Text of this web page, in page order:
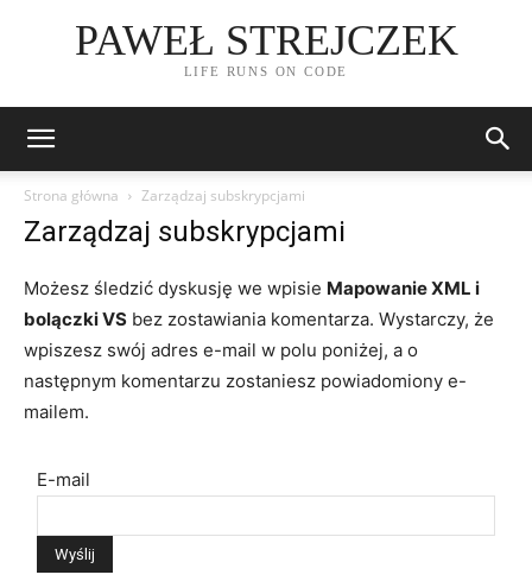
PAWEŁ STREJCZEK
LIFE RUNS ON CODE
Strona główna Zarządzaj subskrypcjami
Zarządzaj subskrypcjami
Możesz śledzić dyskusję we wpisie Mapowanie XML i
bolączki VS bez zostawiania komentarza. Wystarczy, że
wpiszesz swój adres e-mail w polu poniżej, a o
następnym komentarzu zostaniesz powiadomiony e-
mailem.
E-mail